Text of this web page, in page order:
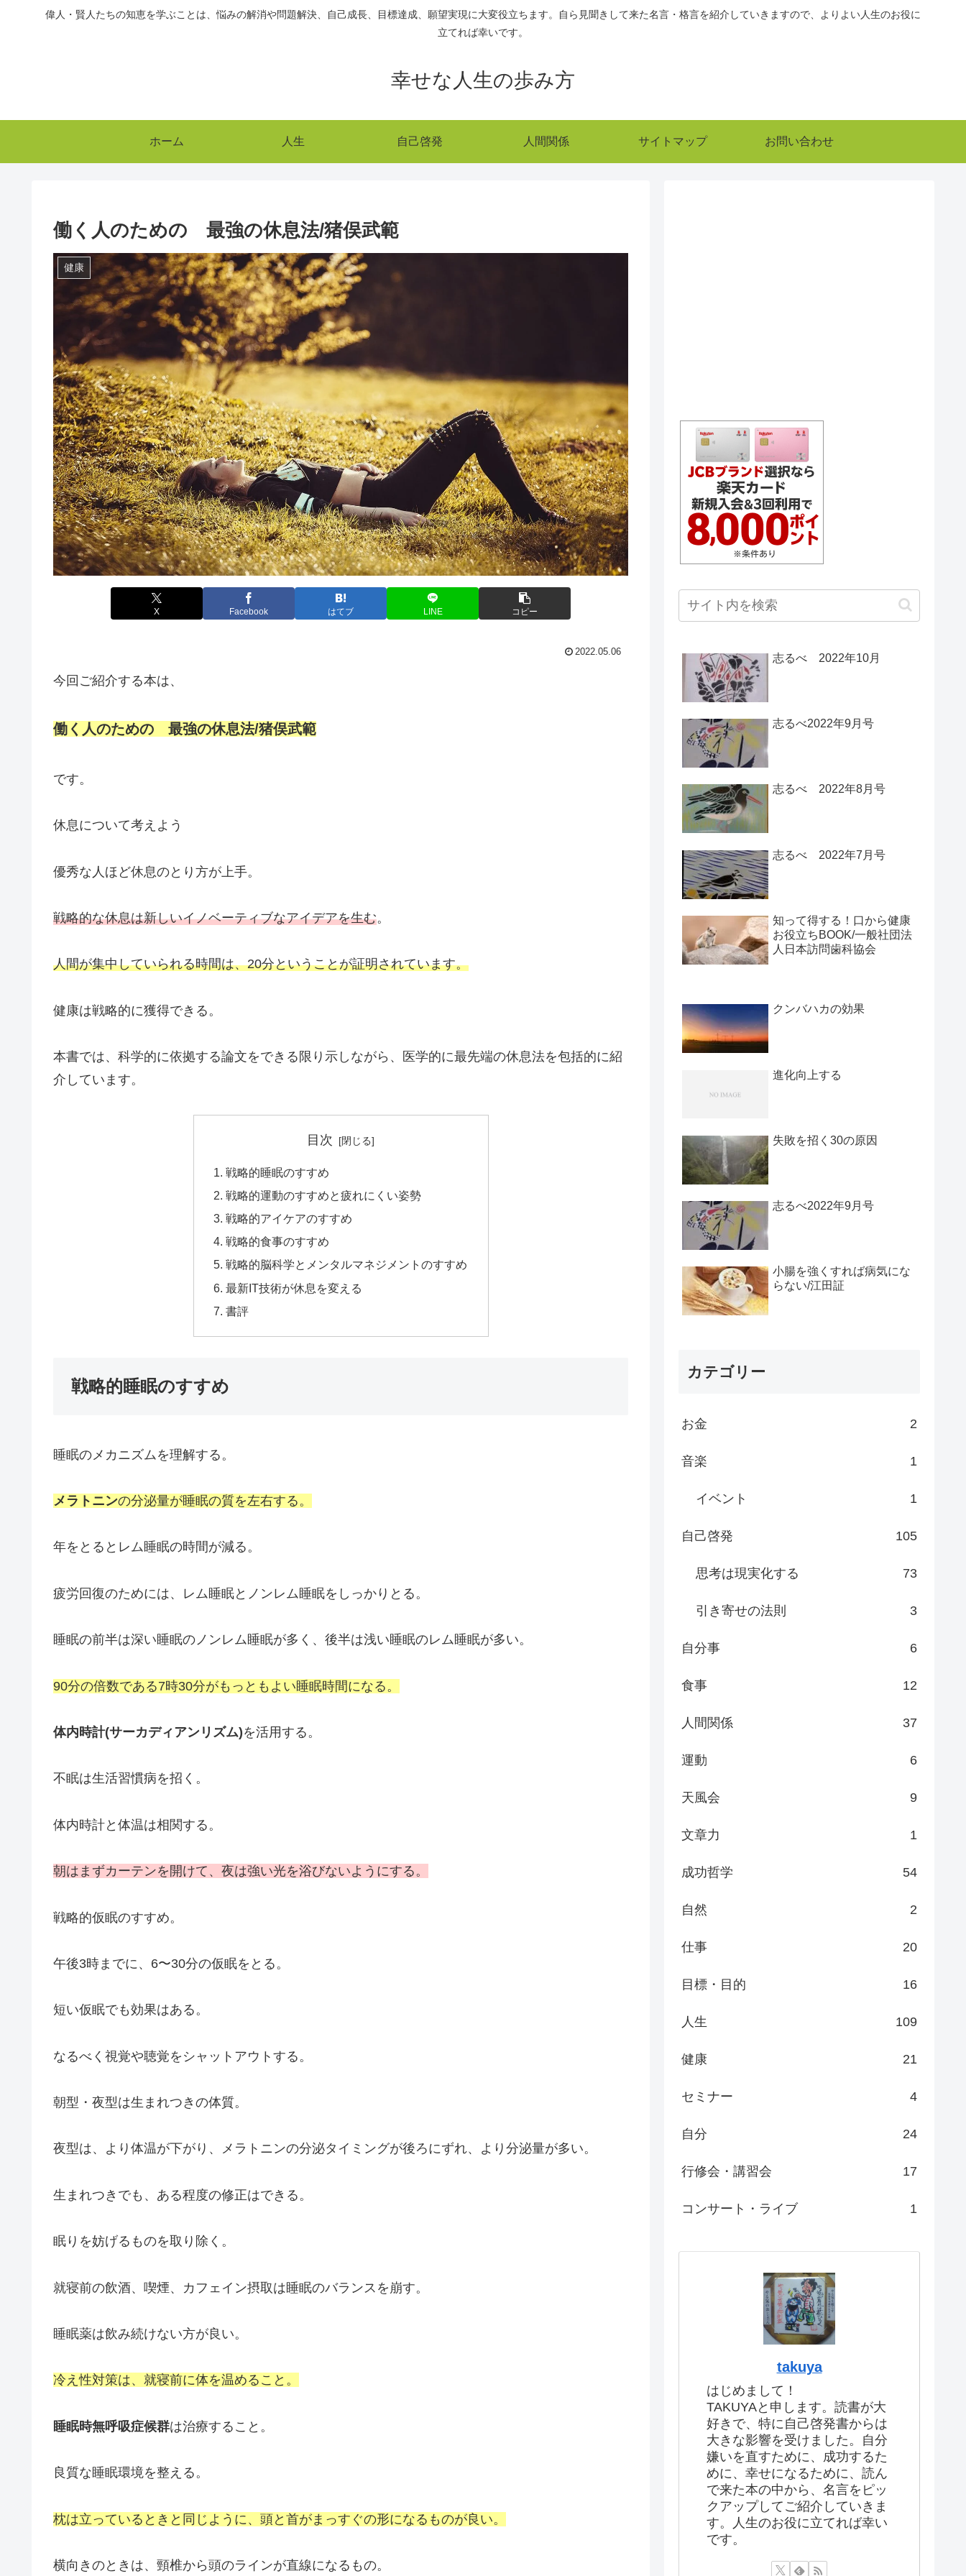
偉人・賢人たちの知恵を学ぶことは、悩みの解消や問題解決、自己成長、目標達成、願望実現に大変役立ちます。自ら見聞きして来た名言・格言を紹介していきますので、よりよい人生のお役に
立てれば幸いです。
幸せな人生の歩み方
ホーム 人生 自己啓発 人間関係 サイトマップ お問い合わせ
働く人のための 最強の休息法/猪俣武範
健康
X Facebook はてブ LINE コピー
2022.05.06
今回ご紹介する本は、
働く人のための 最強の休息法/猪俣武範
です。
休息について考えよう
優秀な人ほど休息のとり方が上手。
戦略的な休息は新しいイノベーティブなアイデアを生む。
人間が集中していられる時間は、20分ということが証明されています。
健康は戦略的に獲得できる。
本書では、科学的に依拠する論文をできる限り示しながら、医学的に最先端の休息法を包括的に紹
介しています。
目次
戦略的睡眠のすすめ
戦略的運動のすすめと疲れにくい姿勢
戦略的アイケアのすすめ
戦略的食事のすすめ
戦略的脳科学とメンタルマネジメントのすすめ
最新IT技術が休息を変える
書評
戦略的睡眠のすすめ
睡眠のメカニズムを理解する。
メラトニンの分泌量が睡眠の質を左右する。
年をとるとレム睡眠の時間が減る。
疲労回復のためには、レム睡眠とノンレム睡眠をしっかりとる。
睡眠の前半は深い睡眠のノンレム睡眠が多く、後半は浅い睡眠のレム睡眠が多い。
90分の倍数である7時30分がもっともよい睡眠時間になる。
体内時計(サーカディアンリズム)を活用する。
不眠は生活習慣病を招く。
体内時計と体温は相関する。
朝はまずカーテンを開けて、夜は強い光を浴びないようにする。
戦略的仮眠のすすめ。
午後3時までに、6〜30分の仮眠をとる。
短い仮眠でも効果はある。
なるべく視覚や聴覚をシャットアウトする。
朝型・夜型は生まれつきの体質。
夜型は、より体温が下がり、メラトニンの分泌タイミングが後ろにずれ、より分泌量が多い。
生まれつきでも、ある程度の修正はできる。
眠りを妨げるものを取り除く。
就寝前の飲酒、喫煙、カフェイン摂取は睡眠のバランスを崩す。
睡眠薬は飲み続けない方が良い。
冷え性対策は、就寝前に体を温めること。
睡眠時無呼吸症候群は治療すること。
良質な睡眠環境を整える。
枕は立っているときと同じように、頭と首がまっすぐの形になるものが良い。
横向きのときは、頸椎から頭のラインが直線になるもの。
志るべ 2022年10月
志るべ2022年9月号
志るべ 2022年8月号
志るべ 2022年7月号
知って得する！口から健康
お役立ちBOOK/一般社団法
人日本訪問歯科協会￼
クンバハカの効果
進化向上する
失敗を招く30の原因
志るべ2022年9月号
小腸を強くすれば病気にな
らない/江田証
カテゴリー
お金 2
音楽 1
イベント 1
自己啓発 105
思考は現実化する 73
引き寄せの法則 3
自分事 6
食事 12
人間関係 37
運動 6
天風会 9
文章力 1
成功哲学 54
自然 2
仕事 20
目標・目的 16
人生 109
健康 21
セミナー 4
自分 24
行修会・講習会 17
コンサート・ライブ 1
takuya
はじめまして！
TAKUYAと申します。読書が大
好きで、特に自己啓発書からは
大きな影響を受けました。自分
嫌いを直すために、成功するた
めに、幸せになるために、読ん
で来た本の中から、名言をピッ
クアップしてご紹介していきま
す。人生のお役に立てれば幸い
です。